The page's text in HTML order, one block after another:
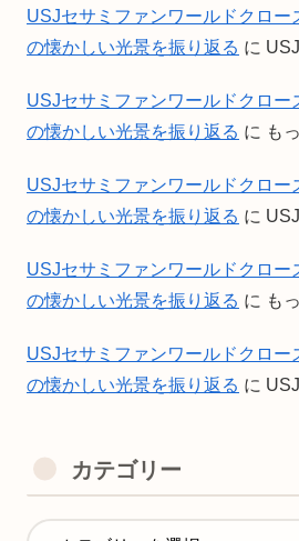
USJセサミファンワールドクロー
の懐かしい光景を振り返る に
USJセサミファンワールドクロー
の懐かしい光景を振り返る に も
USJセサミファンワールドクロー
の懐かしい光景を振り返る に
USJセサミファンワールドクロー
の懐かしい光景を振り返る に も
USJセサミファンワールドクロー
の懐かしい光景を振り返る に
カテゴリー